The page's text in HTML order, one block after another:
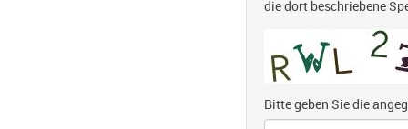
die dort beschriebene
Bitte geben Sie die